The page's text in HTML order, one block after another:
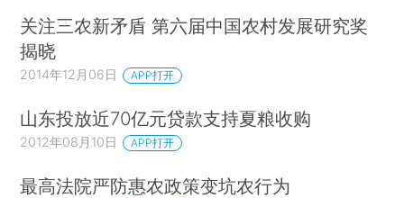
关注三农新矛盾 第六届中国农村发展研究奖
揭晓
2014年12月06日 APP打开
山东投放近70亿元贷款支持夏粮收购
2012年08月10日 APP打开
最高法院严防惠农政策变坑农行为